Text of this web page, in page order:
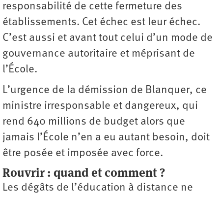
responsabilité de cette fermeture des
établissements. Cet échec est leur échec.
C’est aussi et avant tout celui d’un mode de
gouvernance autoritaire et méprisant de
l’École.
L’urgence de la démission de Blanquer, ce
ministre irresponsable et dangereux, qui
rend 640 millions de budget alors que
jamais l’École n’en a eu autant besoin, doit
être posée et imposée avec force.
Rouvrir: quand et comment?
Les dégâts de l’éducation à distance ne